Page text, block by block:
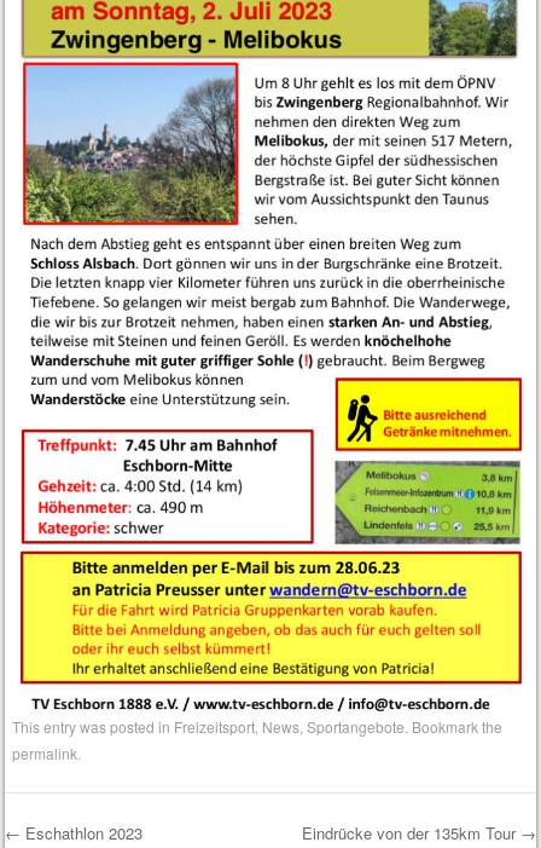
This entry was posted in Freizeitsport News ,Sportangebote . Bookmark the
permalink
← Eschathlon 2023 Eindrücke von der 135km Tour →